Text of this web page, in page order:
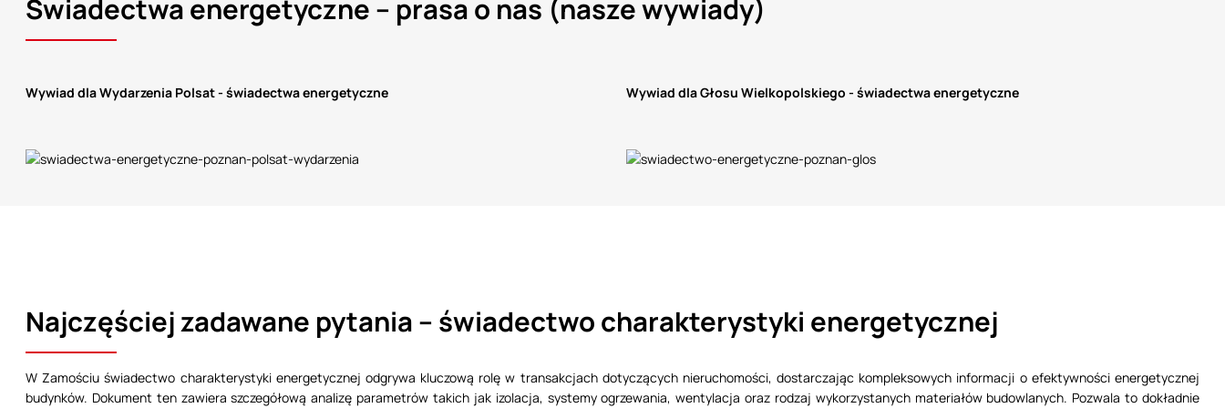
Świadectwa energetyczne – prasa o nas (nasze wywiady)
Wywiad dla Wydarzenia Polsat - świadectwa energetyczne Wywiad dla Głosu Wielkopolskiego - świadectwa energetyczne
Najczęściej zadawane pytania – świadectwo charakterystyki energetycznej
W Zamościu świadectwo charakterystyki energetycznej odgrywa kluczową rolę w transakcjach dotyczących nieruchomości, dostarczając kompleksowych informacji o efektywności energetycznej
budynków. Dokument ten zawiera szczegółową analizę parametrów takich jak izolacja, systemy ogrzewania, wentylacja oraz rodzaj wykorzystanych materiałów budowlanych. Pozwala to dokładnie